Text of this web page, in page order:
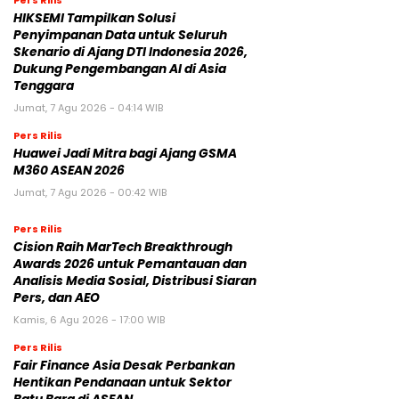
HIKSEMI Tampilkan Solusi
Penyimpanan Data untuk Seluruh
Skenario di Ajang DTI Indonesia 2026,
Dukung Pengembangan AI di Asia
Tenggara
Jumat, 7 Agu 2026 - 04:14 WIB
Pers Rilis
Huawei Jadi Mitra bagi Ajang GSMA
M360 ASEAN 2026
Jumat, 7 Agu 2026 - 00:42 WIB
Pers Rilis
Cision Raih MarTech Breakthrough
Awards 2026 untuk Pemantauan dan
Analisis Media Sosial, Distribusi Siaran
Pers, dan AEO
Kamis, 6 Agu 2026 - 17:00 WIB
Pers Rilis
Fair Finance Asia Desak Perbankan
Hentikan Pendanaan untuk Sektor